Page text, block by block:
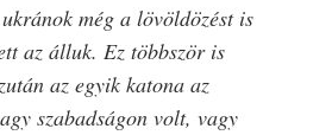
még a lövöldözést is
az álluk. Ez többször is
az egyik katona az
szabadságon volt, vagy